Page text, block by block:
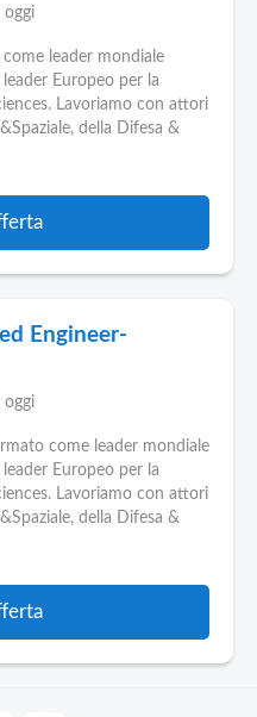
oggi
leader mondiale
Europeo per la
Lavoriamo con attori
della Difesa &
Engineer-
oggi
come leader mondiale
Europeo per la
Lavoriamo con attori
della Difesa &